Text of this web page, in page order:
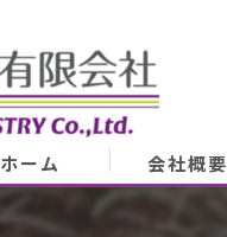
ホーム 会社概要